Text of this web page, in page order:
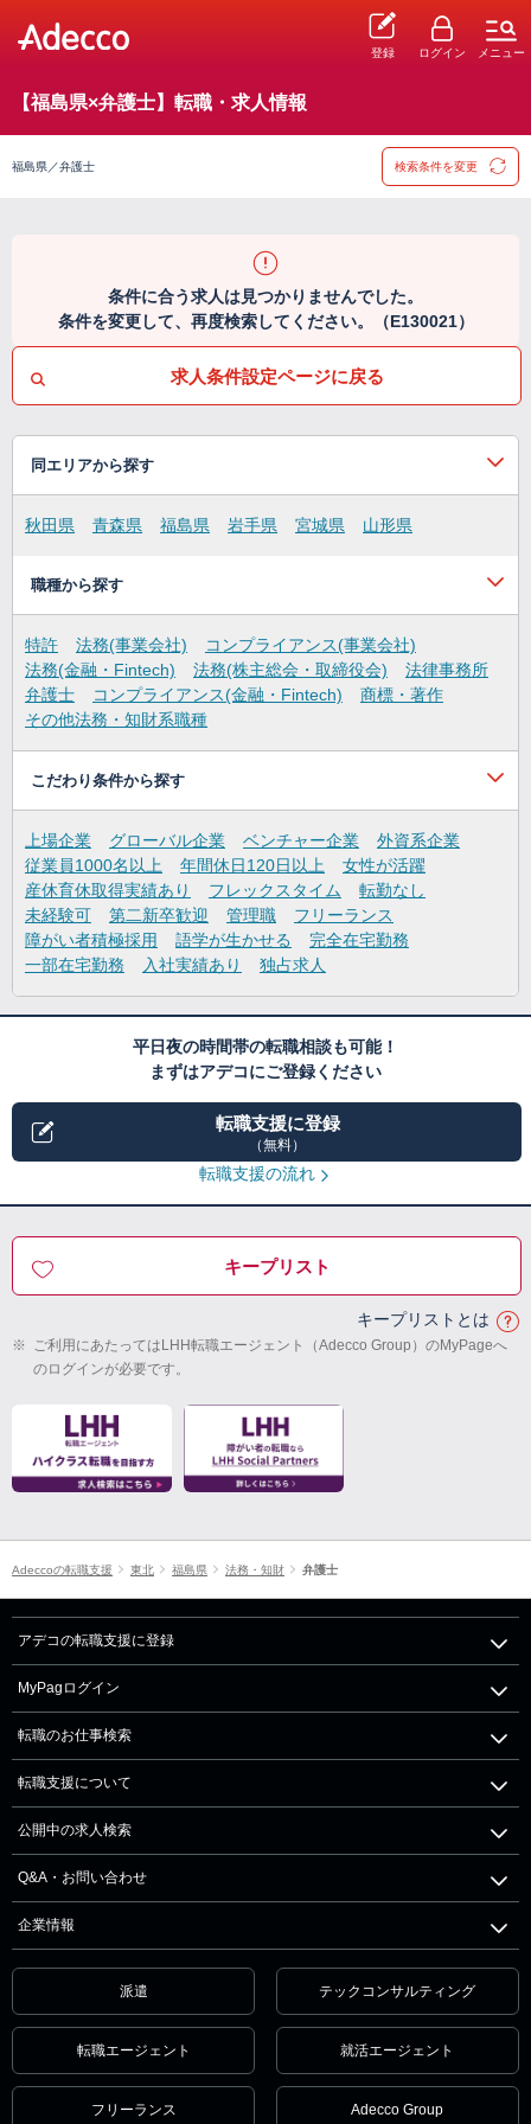
登録 ログイン メニュー
【福島県×弁護士】転職・求人情報
福島県／弁護士 検索条件を変更
条件に合う求人は見つかりませんでした。
条件を変更して、再度検索してください。（E130021）
求人条件設定ページに戻る
同エリアから探す
秋田県 青森県 福島県 岩手県 宮城県 山形県
職種から探す
特許 法務(事業会社)
コンプライアンス(事業会社)
法務(金融・Fintech)
法務(株主総会・取締役会)
法律事務所
弁護士
コンプライアンス(金融・Fintech)
商標・著作
その他法務・知財系職種
こだわり条件から探す
上場企業 グローバル企業 ベンチャー企業
外資系企業
従業員1000名以上
年間休日120日以上
女性が活躍
産休育休取得実績あり
フレックスタイム
転勤なし
未経験可
第二新卒歓迎 管理職
フリーランス
障がい者積極採用
語学が生かせる
完全在宅勤務
一部在宅勤務
入社実績あり 独占求人
平日夜の時間帯の転職相談も可能！
まずはアデコにご登録ください
転職支援に登録
（無料）
転職支援の流れ
キープリスト
キープリストとは
※ ご利用にあたってはLHH転職エージェント（Adecco Group）のMyPageへ
のログインが必要です。
Adeccoの転職支援 東北 福島県 法務・知財 弁護士
アデコの転職支援に登録
MyPagログイン
転職のお仕事検索
転職支援について
公開中の求人検索
Q&A・お問い合わせ
企業情報
派遣 テックコンサルティング
転職エージェント 就活エージェント
フリーランス Adecco Group